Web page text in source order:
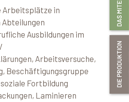
Arbeitsplätze in
Ausbildungen im
Arbeitsversuche,
Beschäftigungsgruppe
Fortbildung
Laminieren